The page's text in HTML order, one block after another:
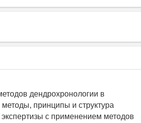
дендрохронологии в
принципы и структура
с применением методов